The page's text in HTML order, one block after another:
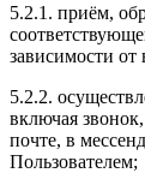
5.2.1. приём,
зависимости
5.2.2.
включая
почте, в
Пользователем;